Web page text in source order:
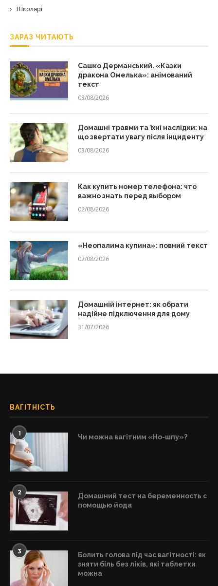
Школярі
ЗАРАЗ ЧИТАЮТЬ
Сашко Дерманський. «Казки
дракона Омелька»: анімований
текст
03/08/2026
Домашні травми та їхні наслідки: на
що звертати увагу після інциденту
03/08/2026
Как купить номер телефона: что
важно знать перед выбором
02/08/2026
«Неопалима купина»: повний текст
02/08/2026
Домашній інтернет: як обрати
надійне підключення для дому
31/07/2026
ВАГІТНІСТЬ
1 Чи можна вагітним «Но-шпу»?
2
Домашний тест на беременность с
помощью йода
3
Болить голова під час вагітності: як
зняти біль без ліків, які таблетки
можна